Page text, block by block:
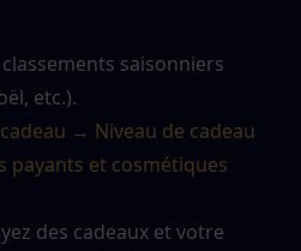
saisonniers
etc.).
→ Niveau de cadeau
payants et cosmétiques
des cadeaux et votre